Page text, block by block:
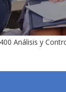
Análisis y